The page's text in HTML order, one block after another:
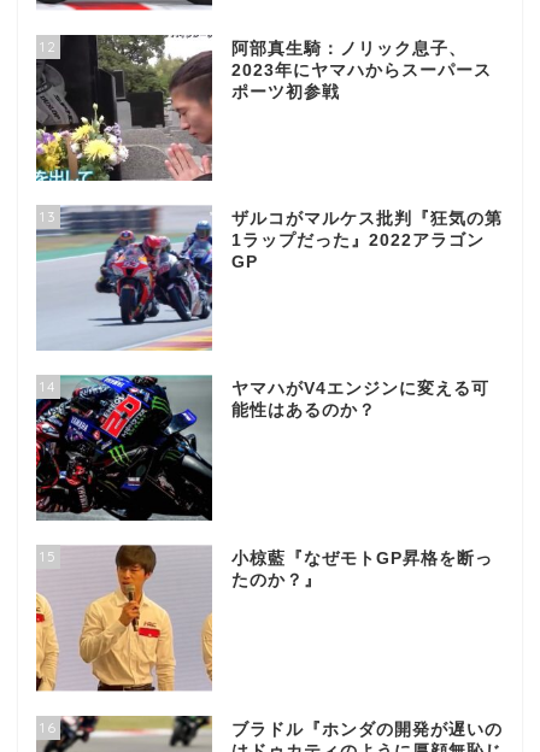
12
阿部真生騎：ノリック息子、
2023年にヤマハからスーパース
ポーツ初参戦
13
ザルコがマルケス批判『狂気の第
1ラップだった』2022アラゴン
GP
14
ヤマハがV4エンジンに変える可
能性はあるのか？
15
小椋藍『なぜモトGP昇格を断っ
たのか？』
16
ブラドル『ホンダの開発が遅いの